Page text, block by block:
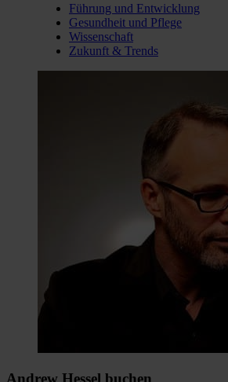
Führung und Entwicklung
Gesundheit und Pflege
Wissenschaft
Zukunft & Trends